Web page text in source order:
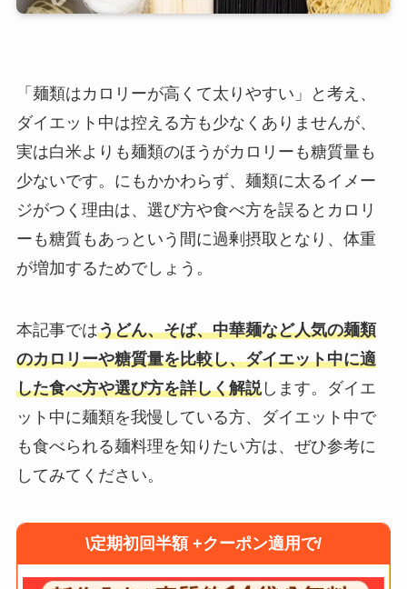
「麺類はカロリーが高くて太りやすい」と考え、
ダイエット中は控える方も少なくありませんが、
実は白米よりも麺類のほうがカロリーも糖質量も
少ないです。にもかかわらず、麺類に太るイメー
ジがつく理由は、選び方や食べ方を誤るとカロリ
ーも糖質もあっという間に過剰摂取となり、体重
が増加するためでしょう。
本記事ではうどん、そば、中華麺など人気の麺類
のカロリーや糖質量を比較し、ダイエット中に適
した食べ方や選び方を詳しく解説します。ダイエ
ット中に麺類を我慢している方、ダイエット中で
も食べられる麺料理を知りたい方は、ぜひ参考に
してみてください。
\定期初回半額 +クーポン適用で/